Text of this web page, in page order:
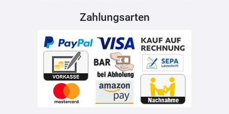
Zahlungsarten